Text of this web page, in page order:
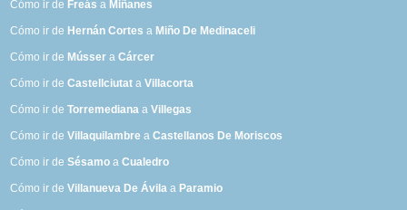
Cómo ir de Freás a Miñanes
Cómo ir de Hernán Cortes a Miño De Medinaceli
Cómo ir de Músser aCárcer
Cómo ir deCastellciutat aVillacorta
Cómo ir deTorremediana aVillegas
Cómo ir deVillaquilambre aCastellanos De Moriscos
Cómo ir deSésamo aCualedro
Cómo ir deVillanueva De Ávila a Paramio